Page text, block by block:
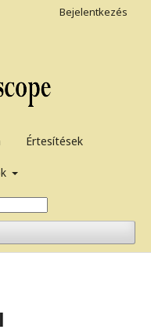
Értesítések
Bejelentkezés